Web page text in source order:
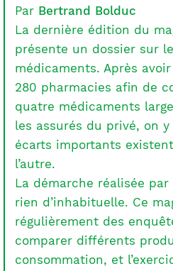
Par Bertrand Bolduc
La dernière édition du
présente un dossier sur
médicaments. Après
280 pharmacies afin de
quatre médicaments
les assurés du privé, on
écarts importants
l’autre.
La démarche réalisée par
rien d’inhabituelle. Ce
régulièrement des
comparer différents
consommation, et